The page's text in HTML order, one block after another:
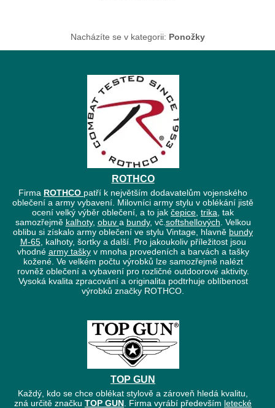
Nacházíte se v kategorii: Ponožky
ROTHCO
Firma ROTHCO patří k největším dodavatelům vojenského
oblečení a army vybavení. Milovníci army stylu v oblékání jistě
ocení velký výběr oblečení, a to jak čepice trika , tak
samozřejmě kalhoty, obuv a bundy, vč. softshellových . Velkou
oblibu si získalo army oblečení ve stylu Vintage, hlavně bundy
M-65, kalhoty, šortky a další. Pro jakoukoliv příležitost jsou
vhodné army taškyv mnoha provedeních a barvách a tašky
kožené. Ve velkém počtu výrobků lze samozřejmě nalézt
rovněž oblečení a vybavení pro rozličné outdoorové aktivity.
Vysoká kvalita zpracování a originalita podtrhuje oblíbenost
výrobků značky ROTHCO.
TOP GUN
Každý, kdo se chce oblékat stylově a zároveň hledá kvalitu,
zná určitě značku TOP GUN . Firma vyrábí především letecké